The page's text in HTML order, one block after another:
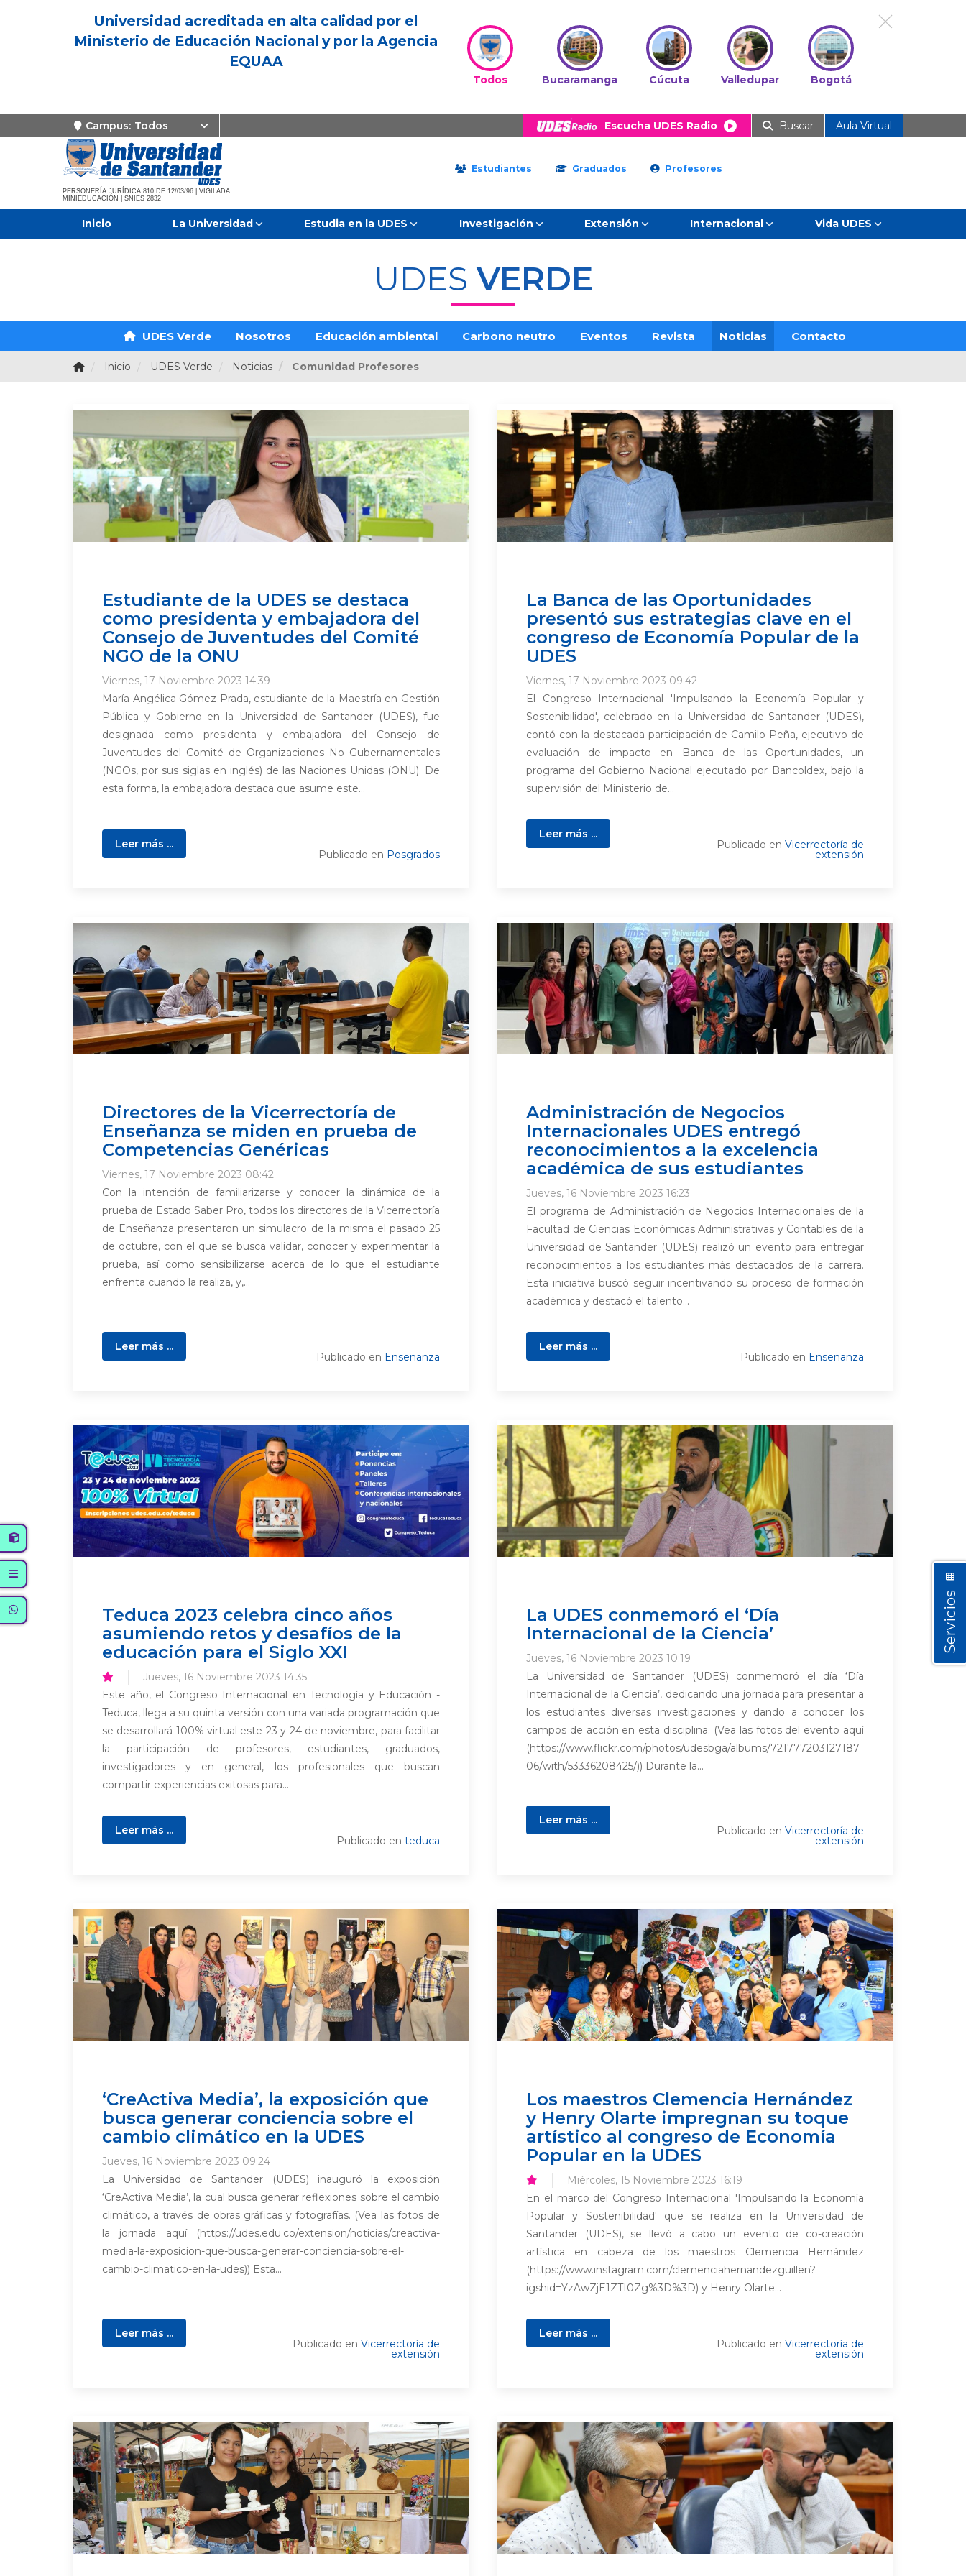
Universidad acreditada en alta calidad por el
Ministerio de Educación Nacional y por la Agencia
EQUAA
Todos Bucaramanga Cúcuta Valledupar Bogotá
Campus: Todos Escucha UDES Radio Buscar Aula Virtual
PERSONERÍA JURÍDICA 810 DE 12/03/96 | VIGILADA
MINIEDUCACIÓN | SNIES 2832
Estudiantes Graduados Profesores
Inicio La Universidad Estudia en la UDES Investigación Extensión Internacional Vida UDES
UDES VERDE
UDES Verde Nosotros Educación ambiental Carbono neutro Eventos Revista Noticias Contacto
Inicio UDES Verde Noticias Comunidad Profesores
Estudiante de la UDES se destaca
como presidenta y embajadora del
Consejo de Juventudes del Comité
NGO de la ONU
Viernes, 17 Noviembre 2023 14:39
María Angélica Gómez Prada, estudiante de la Maestría en Gestión
Pública y Gobierno en la Universidad de Santander (UDES), fue
designada como presidenta y embajadora del Consejo de
Juventudes del Comité de Organizaciones No Gubernamentales
(NGOs, por sus siglas en inglés) de las Naciones Unidas (ONU). De
esta forma, la embajadora destaca que asume este...
Leer más ...
Publicado en Posgrados
La Banca de las Oportunidades
presentó sus estrategias clave en el
congreso de Economía Popular de la
UDES
Viernes, 17 Noviembre 2023 09:42
El Congreso Internacional 'Impulsando la Economía Popular y
Sostenibilidad', celebrado en la Universidad de Santander (UDES),
contó con la destacada participación de Camilo Peña, ejecutivo de
evaluación de impacto en Banca de las Oportunidades, un
programa del Gobierno Nacional ejecutado por Bancoldex, bajo la
supervisión del Ministerio de...
Leer más ...
Publicado en Vicerrectoría de
extensión
Directores de la Vicerrectoría de
Enseñanza se miden en prueba de
Competencias Genéricas
Viernes, 17 Noviembre 2023 08:42
Con la intención de familiarizarse y conocer la dinámica de la
prueba de Estado Saber Pro, todos los directores de la Vicerrectoría
de Enseñanza presentaron un simulacro de la misma el pasado 25
de octubre, con el que se busca validar, conocer y experimentar la
prueba, así como sensibilizarse acerca de lo que el estudiante
enfrenta cuando la realiza, y,...
Leer más ...
Publicado en Ensenanza
Administración de Negocios
Internacionales UDES entregó
reconocimientos a la excelencia
académica de sus estudiantes
Jueves, 16 Noviembre 2023 16:23
El programa de Administración de Negocios Internacionales de la
Facultad de Ciencias Económicas Administrativas y Contables de la
Universidad de Santander (UDES) realizó un evento para entregar
reconocimientos a los estudiantes más destacados de la carrera.
Esta iniciativa buscó seguir incentivando su proceso de formación
académica y destacó el talento...
Leer más ...
Publicado en Ensenanza
Teduca 2023 celebra cinco años
asumiendo retos y desafíos de la
educación para el Siglo XXI
Jueves, 16 Noviembre 2023 14:35
Este año, el Congreso Internacional en Tecnología y Educación -
Teduca, llega a su quinta versión con una variada programación que
se desarrollará 100% virtual este 23 y 24 de noviembre, para facilitar
la participación de profesores, estudiantes, graduados,
investigadores y en general, los profesionales que buscan
compartir experiencias exitosas para...
Leer más ...
Publicado en teduca
La UDES conmemoró el ‘Día
Internacional de la Ciencia’
Jueves, 16 Noviembre 2023 10:19
La Universidad de Santander (UDES) conmemoró el día ‘Día
Internacional de la Ciencia’, dedicando una jornada para presentar a
los estudiantes diversas investigaciones y dando a conocer los
campos de acción en esta disciplina. (Vea las fotos del evento aquí
(https://www.flickr.com/photos/udesbga/albums/721777203127187
06/with/53336208425/)) Durante la...
Leer más ...
Publicado en Vicerrectoría de
extensión
‘CreActiva Media’, la exposición que
busca generar conciencia sobre el
cambio climático en la UDES
Jueves, 16 Noviembre 2023 09:24
La Universidad de Santander (UDES) inauguró la exposición
‘CreActiva Media’, la cual busca generar reflexiones sobre el cambio
climático, a través de obras gráficas y fotografías. (Vea las fotos de
la jornada aquí (https://udes.edu.co/extension/noticias/creactiva-
media-la-exposicion-que-busca-generar-conciencia-sobre-el-
cambio-climatico-en-la-udes)) Esta...
Leer más ...
Publicado en Vicerrectoría de
extensión
Los maestros Clemencia Hernández
y Henry Olarte impregnan su toque
artístico al congreso de Economía
Popular en la UDES
Miércoles, 15 Noviembre 2023 16:19
En el marco del Congreso Internacional 'Impulsando la Economía
Popular y Sostenibilidad' que se realiza en la Universidad de
Santander (UDES), se llevó a cabo un evento de co-creación
artística en cabeza de los maestros Clemencia Hernández
(https://www.instagram.com/clemenciahernandezguillen?
igshid=YzAwZjE1ZTI0Zg%3D%3D) y Henry Olarte...
Leer más ...
Publicado en Vicerrectoría de
extensión
Servicios